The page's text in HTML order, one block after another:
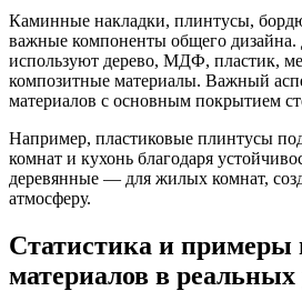
Каминные накладки, плинтусы,
важные компоненты общего дизайна.
используют дерево, МДФ, пластик,
композитные материалы. Важный
материалов с основным покрытием
Например, пластиковые плинтусы
комнат и кухонь благодаря
деревянные — для жилых комнат,
атмосферу.
Статистика и примеры
материалов в реальных